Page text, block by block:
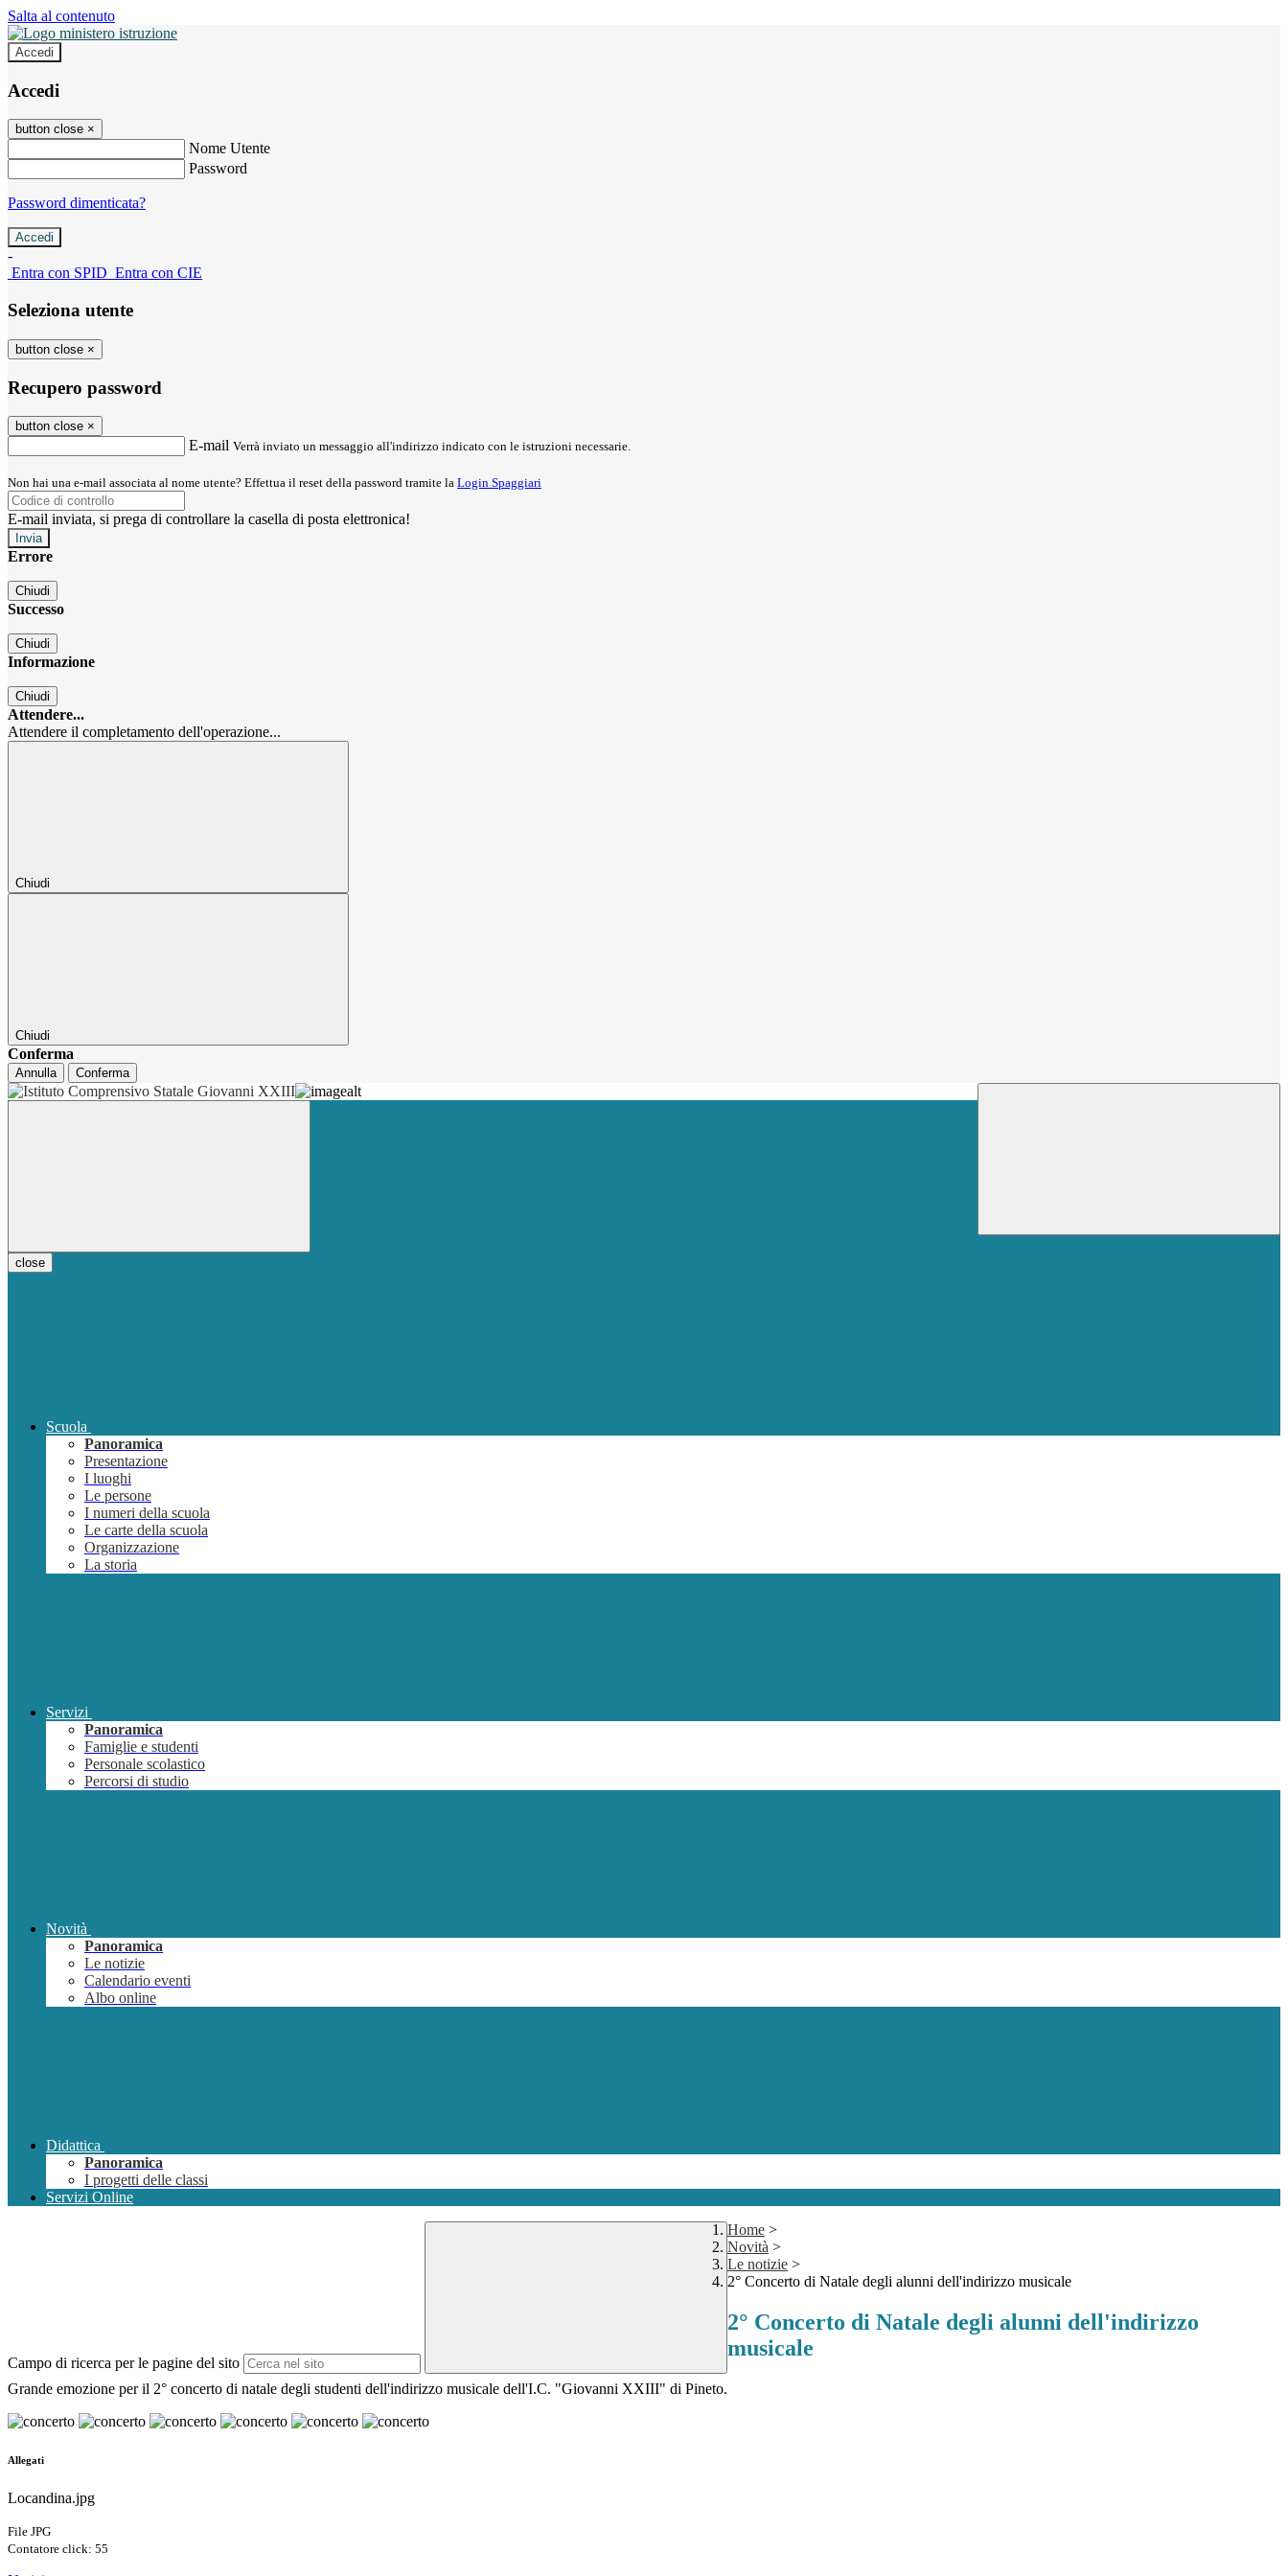
Salta al contenuto
Accedi
Accedi
button close ×
Nome Utente
Password
Password dimenticata?
-
Entra con SPID Entra con CIE
Seleziona utente
button close ×
Recupero password
button close ×
E-mail Verrà inviato un messaggio all'indirizzo indicato con le istruzioni necessarie.
Non hai una e-mail associata al nome utente? Effettua il reset della password tramite la Login Spaggiari
E-mail inviata, si prega di controllare la casella di posta elettronica!
Errore
Chiudi
Successo
Chiudi
Informazione
Chiudi
Attendere...
Attendere il completamento dell'operazione...
Chiudi
Chiudi
Conferma
Annulla Conferma
close
Scuola
Panoramica
Presentazione
I luoghi
Le persone
I numeri della scuola
Le carte della scuola
Organizzazione
La storia
Servizi
Panoramica
Famiglie e studenti
Personale scolastico
Percorsi di studio
Novità
Panoramica
Le notizie
Calendario eventi
Albo online
Didattica
Panoramica
I progetti delle classi
Servizi Online
Campo di ricerca per le pagine del sito
Home >
Novità >
Le notizie >
2° Concerto di Natale degli alunni dell'indirizzo musicale
2° Concerto di Natale degli alunni dell'indirizzo
musicale
Grande emozione per il 2° concerto di natale degli studenti dell'indirizzo musicale dell'I.C. "Giovanni XXIII" di Pineto.
Allegati
Locandina.jpg
File JPG
Contatore click: 55